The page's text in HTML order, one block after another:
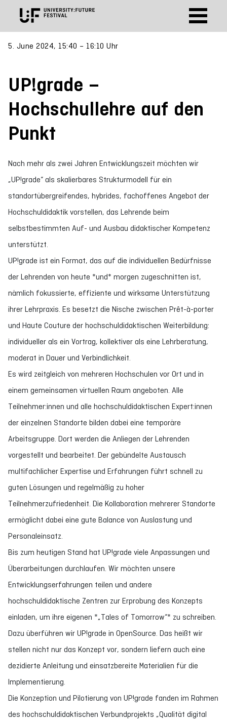
5. June 2024, 15:40 – 16:10 Uhr
UP!grade –
Hochschullehre auf den
Punkt
Nach mehr als zwei Jahren Entwicklungszeit möchten wir
„UP!grade“ als skalierbares Strukturmodell für ein
standortübergreifendes, hybrides, fachoffenes Angebot der
Hochschuldidaktik vorstellen, das Lehrende beim
selbstbestimmten Auf- und Ausbau didaktischer Kompetenz
unterstützt.
UP!grade ist ein Format, das auf die individuellen Bedürfnisse
der Lehrenden von heute *und* morgen zugeschnitten ist,
nämlich fokussierte, effiziente und wirksame Unterstützung
ihrer Lehrpraxis. Es besetzt die Nische zwischen Prêt-à-porter
und Haute Couture der hochschuldidaktischen Weiterbildung:
individueller als ein Vortrag, kollektiver als eine Lehrberatung,
moderat in Dauer und Verbindlichkeit.
Es wird zeitgleich von mehreren Hochschulen vor Ort und in
einem gemeinsamen virtuellen Raum angeboten. Alle
Teilnehmer:innen und alle hochschuldidaktischen Expert:innen
der einzelnen Standorte bilden dabei eine temporäre
Arbeitsgruppe. Dort werden die Anliegen der Lehrenden
vorgestellt und bearbeitet. Der gebündelte Austausch
multifachlicher Expertise und Erfahrungen führt schnell zu
guten Lösungen und regelmäßig zu hoher
Teilnehmerzufriedenheit. Die Kollaboration mehrerer Standorte
ermöglicht dabei eine gute Balance von Auslastung und
Personaleinsatz.
Bis zum heutigen Stand hat UP!grade viele Anpassungen und
Überarbeitungen durchlaufen. Wir möchten unsere
Entwicklungserfahrungen teilen und andere
hochschuldidaktische Zentren zur Erprobung des Konzepts
einladen, um ihre eigenen *„Tales of Tomorrow“* zu schreiben.
Dazu überführen wir UP!grade in OpenSource. Das heißt wir
stellen nicht nur das Konzept vor, sondern liefern auch eine
dezidierte Anleitung und einsatzbereite Materialien für die
Implementierung.
Die Konzeption und Pilotierung von UP!grade fanden im Rahmen
des hochschuldidaktischen Verbundprojekts „Qualität digital